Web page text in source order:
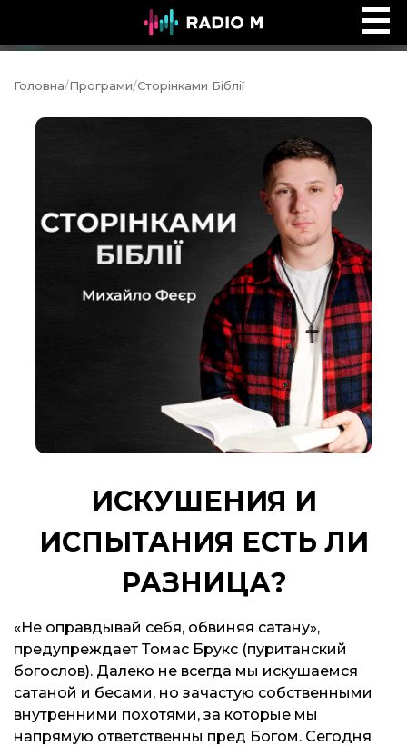
Music Ocean
Головна/Програми/Сторінками Біблії
ИСКУШЕНИЯ И
ИСПЫТАНИЯ ЕСТЬ ЛИ
РАЗНИЦА?
«Не оправдывай себя, обвиняя сатану»,
предупреждает Томас Брукс (пуританский
богослов). Далеко не всегда мы искушаемся
сатаной и бесами, но зачастую собственными
внутренними похотями, за которые мы
напрямую ответственны пред Богом. Сегодня